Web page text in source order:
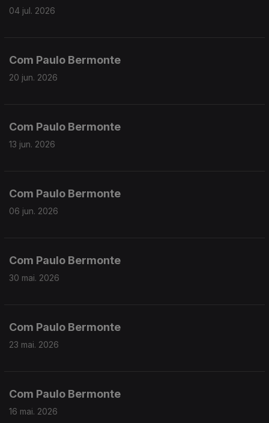
04 jul. 2026
Com Paulo Bermonte
20 jun. 2026
Com Paulo Bermonte
13 jun. 2026
Com Paulo Bermonte
06 jun. 2026
Com Paulo Bermonte
30 mai. 2026
Com Paulo Bermonte
23 mai. 2026
Com Paulo Bermonte
16 mai. 2026